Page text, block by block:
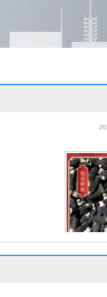
冬煲汤火
羊肚菌干货整箱